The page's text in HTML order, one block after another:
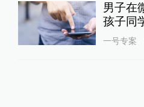
男子在
孩子同
一号专案